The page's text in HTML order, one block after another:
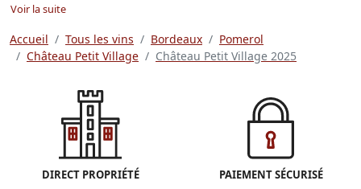
Voir la suite
Accueil Tous les vins Bordeaux
Pomerol
Château Petit Village
Château Petit Village 2025
DIRECT PROPRIÉTÉ PAIEMENT SÉCURISÉ